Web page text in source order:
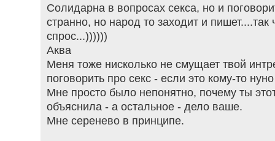
Солидарна в вопросах секса, но и
странно, но народ то заходит и
спрос...))))))
Аква
Меня тоже нисколько не смущает твой
поговорить про секс - если это кому-то
Мне просто было непонятно, почему ты
объяснила - а остальное - дело ваше.
Мне серенево в принципе.